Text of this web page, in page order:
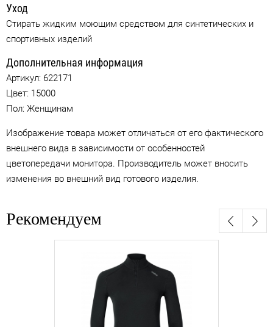
Уход
Стирать жидким моющим средством для синтетических и
спортивных изделий
Дополнительная информация
Артикул: 622171
Цвет: 15000
Пол: Женщинам
Изображение товара может отличаться от его фактического
внешнего вида в зависимости от особенностей
цветопередачи монитора. Производитель может вносить
изменения во внешний вид готового изделия.
Рекомендуем